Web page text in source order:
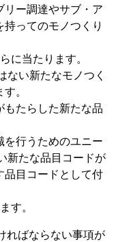
リー調達やサブ・ア
ってのモノつくり
に当たります。
ない新たなモノつく
。
もたらした新たな品
を行うためのユニー
新たな品目コードが
品目コードとして付
す。
ればならない事項が